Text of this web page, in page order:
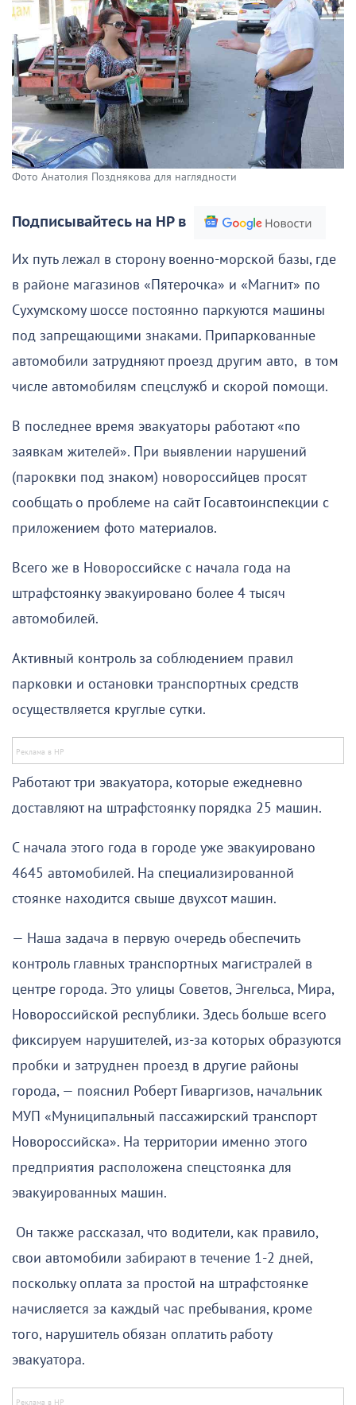
Фото Анатолия Позднякова для наглядности
Подписывайтесь на НР в
Их путь лежал в сторону военно-морской базы, где
в районе магазинов «Пятерочка» и «Магнит» по
Сухумскому шоссе постоянно паркуются машины
под запрещающими знаками. Припаркованные
автомобили затрудняют проезд другим авто, в том
числе автомобилям спецслужб и скорой помощи.
В последнее время эвакуаторы работают «по
заявкам жителей». При выявлении нарушений
(пароквки под знаком) новороссийцев просят
сообщать о проблеме на сайт Госавтоинспекции с
приложением фото материалов.
Всего же в Новороссийске с начала года на
штрафстоянку эвакуировано более 4 тысяч
автомобилей.
Активный контроль за соблюдением правил
парковки и остановки транспортных средств
осуществляется круглые сутки.
Работают три эвакуатора, которые ежедневно
доставляют на штрафстоянку порядка 25 машин.
С начала этого года в городе уже эвакуировано
4645 автомобилей. На специализированной
стоянке находится свыше двухсот машин.
— Наша задача в первую очередь обеспечить
контроль главных транспортных магистралей в
центре города. Это улицы Советов, Энгельса, Мира,
Новороссийской республики. Здесь больше всего
фиксируем нарушителей, из-за которых образуются
пробки и затруднен проезд в другие районы
города, — пояснил Роберт Гиваргизов, начальник
МУП «Муниципальный пассажирский транспорт
Новороссийска». На территории именно этого
предприятия расположена спецстоянка для
эвакуированных машин.
Он также рассказал, что водители, как правило,
свои автомобили забирают в течение 1-2 дней,
поскольку оплата за простой на штрафстоянке
начисляется за каждый час пребывания, кроме
того, нарушитель обязан оплатить работу
эвакуатора.